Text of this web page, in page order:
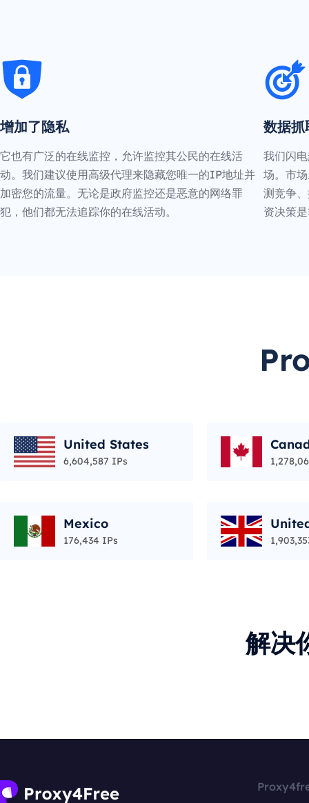
增加了隐私
它也有广泛的在线监控，允许监控其公民的在线活
动。我们建议使用高级代理来隐藏您唯一的IP地址并
加密您的流量。无论是政府监控还是恶意的网络罪
犯，他们都无法追踪你的在线活动。
数据抓
我们闪
场。市
测竞争
资决策
United States
6,604,587 IPs
Mexico
176,434 IPs
解决